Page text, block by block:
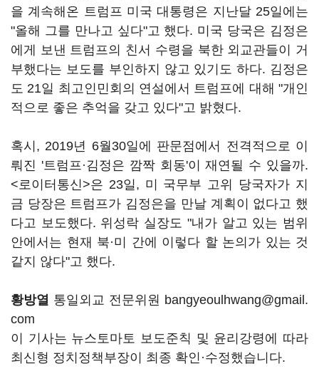
을 계속해온 트럼프 미국 대통령은 지난달 25일에는
"올해 그를 만나고 싶다"고 했다. 미국 당국은 김정은
에게 보낸 트럼프의 친서 수령을 북한 외교관들이 거
부했다는 보도를 부인하지 않고 있기도 하다. 김정은
도 21일 최고인민회의 연설에서 트럼프에 대해 "개인
적으로 좋은 추억을 갖고 있다"고 밝혔다.
혹시, 2019년 6월30일에 판문점에서 전격적으로 이
뤄진 '트럼프·김정은 깜짝 회동'이 재연될 수 있을까.
<로이터통신>은 23일, 미 국무부 고위 당국자가 지
금 당장은 트럼프가 김정은을 만날 계획이 없다고 했
다고 보도했다. 위성락 실장도 "내가 알고 있는 범위
안에서는 현재 북·미 간에 이렇다 할 논의가 있는 것
같지 않다"고 했다.
황방열 통일외교 전문위원 bangyeoulhwang@gmail.
com
이 기사는 뉴스토마토 보도준칙 및 윤리강령에 따라
최신형 정치정책부장이 최종 확인·수정했습니다.